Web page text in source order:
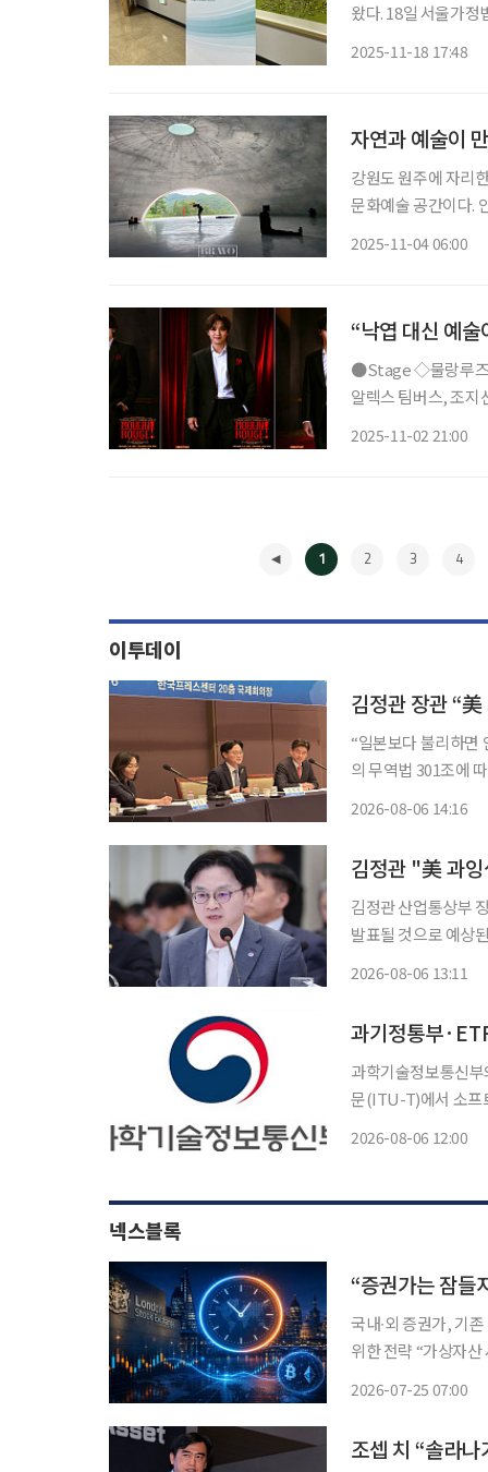
왔다. 18일 서울가정법원에서 열린 ‘제4회 한국후견대회’에서는 치매 고령자의 자산이 빠르
2025-11-18 17:48
자연과 예술이
강원도 원주에 자리
문화예술 공간이다.
2025-11-04 06:00
“낙엽 대신 예
●Stage ◇물랑루즈! 일정 11월 27일 ~ 2026년 2월 22일 장소 블루스퀘어 신한카드홀 연출
알렉스 팀버스, 조지
2025-11-02 21:00
1 2 3 4
이투데이
“일본보다 불리하면 안 된다”
의 무역법 301조에
2026-08-06 14:16
김정관 "美 과
김정관 산업통상부
발표될 것으로 예상된다"고 밝혔다. 김 장관 이날 서
2026-08-06 13:11
과학기술정보통신
문(ITU-T)에서 소프
2026-08-06 12:00
넥스블록
“증권가는 잠들
국내∙외 증권가, 기
위한 전략 “가상자산 시장
2026-07-25 07:00